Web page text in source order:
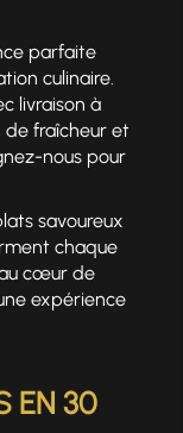
parfaite
culinaire.
livraison à
de fraîcheur et
nous pour
savoureux
chaque
cœur de
expérience
EN 30